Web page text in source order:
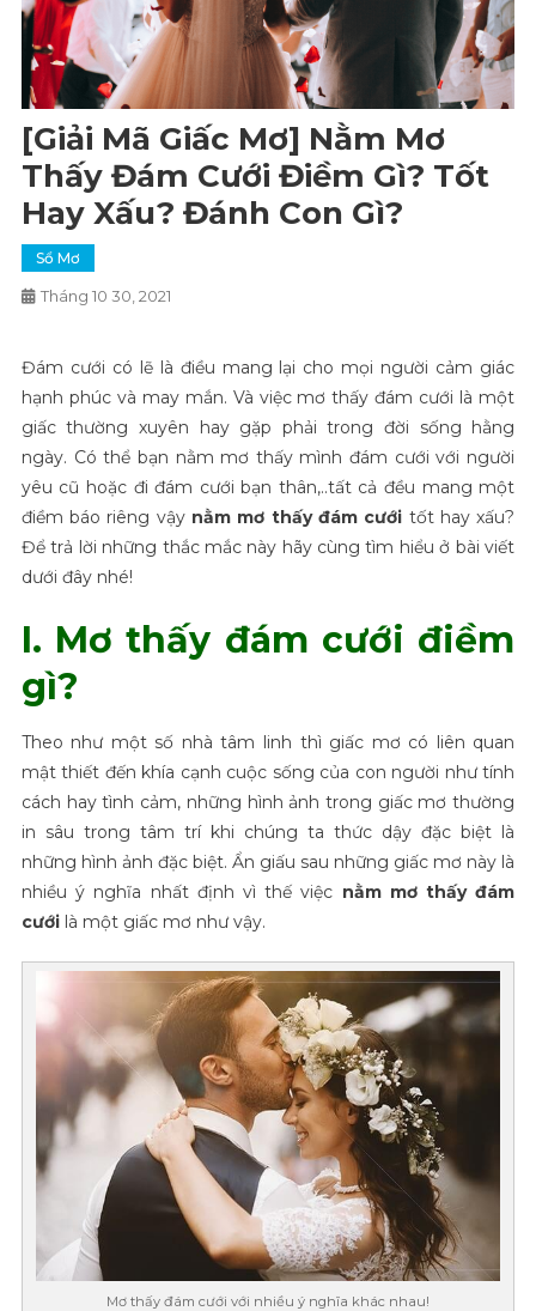
[Giải Mã Giấc Mơ] Nằm Mơ
Thấy Đám Cưới Điềm Gì? Tốt
Hay Xấu? Đánh Con Gì?
Sổ Mơ
Tháng 10 30, 2021
Đám cưới có lẽ là điều mang lại cho mọi người cảm giác
hạnh phúc và may mắn. Và việc mơ thấy đám cưới là một
giấc thường xuyên hay gặp phải trong đời sống hằng
ngày. Có thể bạn nằm mơ thấy mình đám cưới với người
yêu cũ hoặc đi đám cưới bạn thân,..tất cả đều mang một
điềm báo riêng vậynằm mơ thấy đám cưới tốt hay xấu?
Để trả lời những thắc mắc này hãy cùng tìm hiểu ở bài viết
dưới đây nhé!
I. Mơ thấy đám cưới điềm
gì?
Theo như một số nhà tâm linh thì giấc mơ có liên quan
mật thiết đến khía cạnh cuộc sống của con người như tính
cách hay tình cảm, những hình ảnh trong giấc mơ thường
in sâu trong tâm trí khi chúng ta thức dậy đặc biệt là
những hình ảnh đặc biệt. Ẩn giấu sau những giấc mơ này là
nhiều ý nghĩa nhất định vì thế việc nằm mơ thấy đám
cưới là một giấc mơ như vậy.
Mơ thấy đám cưới với nhiều ý nghĩa khác nhau!